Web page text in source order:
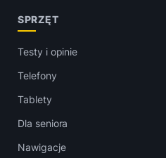
SPRZĘT
Testy i opinie
Telefony
Tablety
Dla seniora
Nawigacje